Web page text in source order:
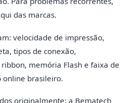
das marcas.
velocidade de impressão,
tipos de conexão,
memória Flash e faixa de
online brasileiro.
originalmente: a Bematech